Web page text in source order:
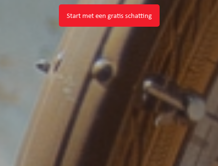
Start met een gratis schatting